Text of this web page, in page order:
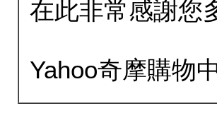
在此非常感謝您
Yahoo奇摩購物